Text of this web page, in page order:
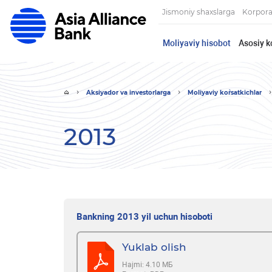
Jismoniy shaxslarga
Moliyaviy hisobot Asosiy
Aksiyador va investorlarga Moliyaviy ko`rsatkichlar
2013
Bankning 2013 yil uchun hisoboti
Yuklab olish
Hajmi:4.10 МБ